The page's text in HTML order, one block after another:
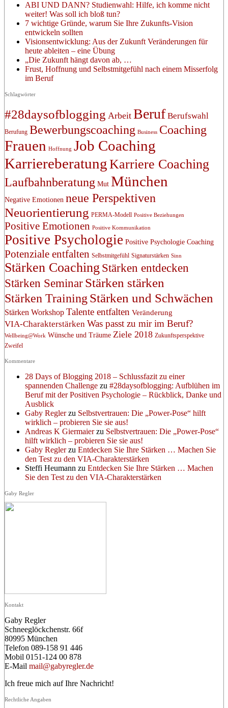
ABI UND DANN? Studienwahl: Hilfe, ich komme nicht
weiter! Was soll ich bloß tun?
7 wichtige Gründe, warum Sie Ihre Zukunfts-Vision
entwickeln sollten
Visionsentwicklung: Aus der Zukunft Veränderungen für
heute ableiten – eine Übung
„Die Zukunft hängt davon ab, …
Frust, Hoffnung und Selbstmitgefühl nach einem Misserfolg
im Beruf
Schlagwörter
#28daysofblogging Arbeit Beruf Berufswahl
Berufung Bewerbungscoaching Business Coaching
Frauen Hoffnung Job Coaching
KarriereberatungKarriere Coaching
Laufbahnberatung Mut München
Negative Emotionen neue Perspektiven
Neuorientierung PERMA-Modell Positive Beziehungen
Positive Emotionen Positive Kommunikation
Positive Psychologie Positive Psychologie Coaching
Potenziale entfalten Selbstmitgefühl Signaturstärken Sinn
Stärken Coaching Stärken entdecken
Stärken SeminarStärken stärken
Stärken TrainingStärken und Schwächen
Stärken Workshop Talente entfalten Veränderung
VIA-Charakterstärken Was passt zu mir im Beruf?
Wellbeing@Work Wünsche und Träume Ziele 2018 Zukunftsperspektive
Zweifel
Kommentare
28 Days of Blogging 2018 – Schlussfazit zu einer
spannenden Challenge zu #28daysofblogging: Aufblühen im
Beruf mit der Positiven Psychologie – Rückblick, Danke und
Ausblick
Gaby Reglerzu Selbstvertrauen: Die „Power-Pose“ hilft
wirklich – probieren Sie sie aus!
Andreas K Giermaierzu Selbstvertrauen: Die „Power-Pose“
hilft wirklich – probieren Sie sie aus!
Gaby Reglerzu Entdecken Sie Ihre Stärken … Machen Sie
den Test zu den VIA-Charakterstärken
Steffi Heumann zu Entdecken Sie Ihre Stärken … Machen
Sie den Test zu den VIA-Charakterstärken
Gaby Regler
Kontakt
Gaby Regler
Schneeglöckchenstr. 66f
80995 München
Telefon 089-158 91 446
Mobil 0151-124 00 878
E-Mail mail@gabyregler.de
Ich freue mich auf Ihre Nachricht!
Rechtliche Angaben